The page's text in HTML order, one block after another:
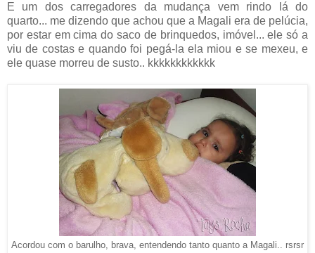
E um dos carregadores da mudança vem rindo lá do
quarto... me dizendo que achou que a Magali era de pelúcia,
por estar em cima do saco de brinquedos, imóvel... ele só a
viu de costas e quando foi pegá-la ela miou e se mexeu, e
ele quase morreu de susto.. kkkkkkkkkkkk
Acordou com o barulho, brava, entendendo tanto quanto a Magali.. rsrsr